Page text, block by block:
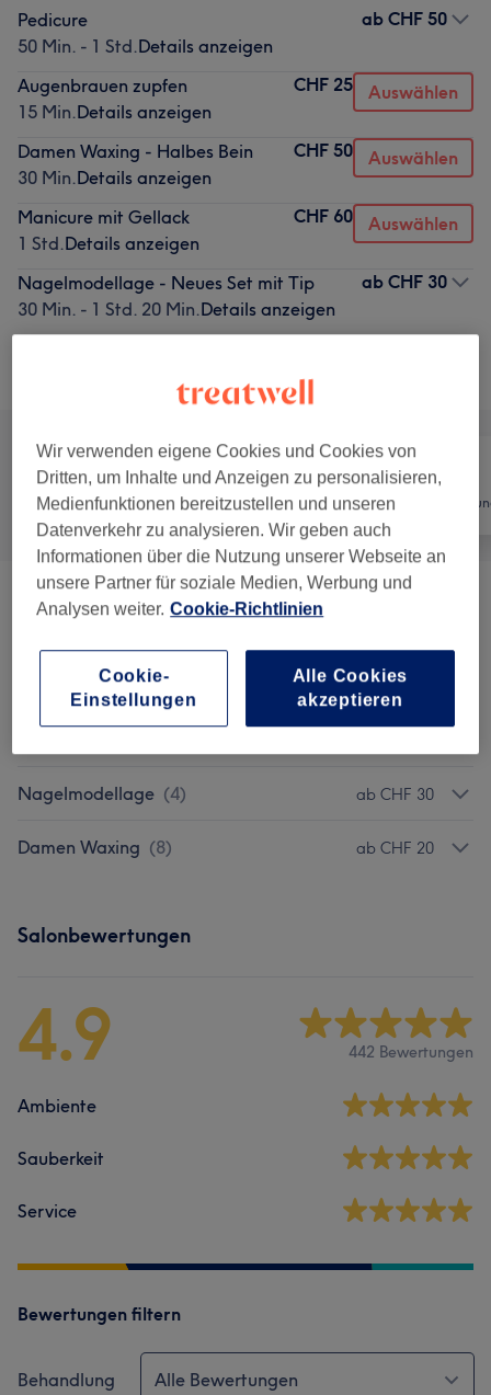
Pedicure
50 Min. - 1 Std.Details anzeigen
ab CHF 50
Augenbrauen zupfen
15 Min.Details anzeigen
CHF 25 Auswählen
Damen Waxing - Halbes Bein
30 Min.Details anzeigen
CHF 50 Auswählen
Manicure mit Gellack
1 Std.Details anzeigen
CHF 60 Auswählen
Nagelmodellage - Neues Set mit Tip
30 Min. - 1 Std. 20 Min.Details anzeigen
ab CHF 30
Alle Nägel
Wimpernverlängerungen (7)
Augenbrauen &
Wimpernbehandlungen
ab CHF 25
Nagelmodellage (4) ab CHF 30
Damen Waxing (8) ab CHF 20
Salonbewertungen
4.9 442 Bewertungen
Ambiente
Sauberkeit
Service
Bewertungen filtern
Behandlung Alle Bewertungen
Wir verwenden eigene Cookies und Cookies von
Dritten, um Inhalte und Anzeigen zu personalisieren,
Medienfunktionen bereitzustellen und unseren
Datenverkehr zu analysieren. Wir geben auch
Informationen über die Nutzung unserer Webseite an
unsere Partner für soziale Medien, Werbung und
Analysen weiter. Cookie-Richtlinien
Alle Cookies
akzeptieren
Cookie-
Einstellungen